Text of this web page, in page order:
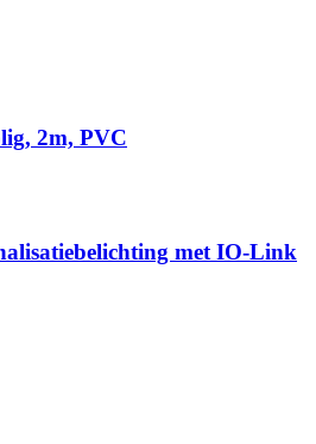
2m, PVC
met IO-Link